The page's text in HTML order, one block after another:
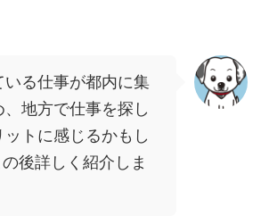
いる仕事が都内に集
地方で仕事を探し
トに感じるかもし
後詳しく紹介しま